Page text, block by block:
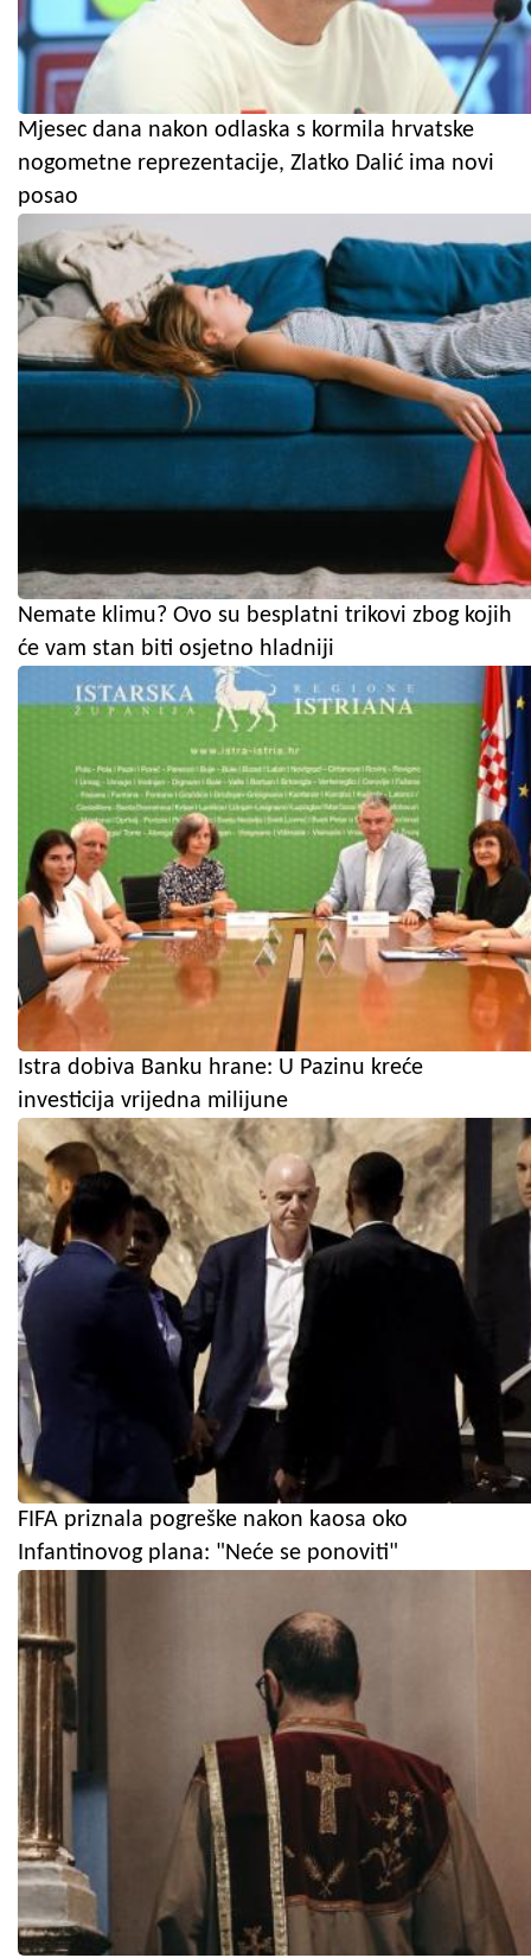
Mjesec dana nakon odlaska s kormila hrvatske
nogometne reprezentacije, Zlatko Dalić ima novi
posao
Nemate klimu? Ovo su besplatni trikovi zbog kojih
će vam stan biti osjetno hladniji
Istra dobiva Banku hrane: U Pazinu kreće
investicija vrijedna milijune
FIFA priznala pogreške nakon kaosa oko
Infantinovog plana: "Neće se ponoviti"